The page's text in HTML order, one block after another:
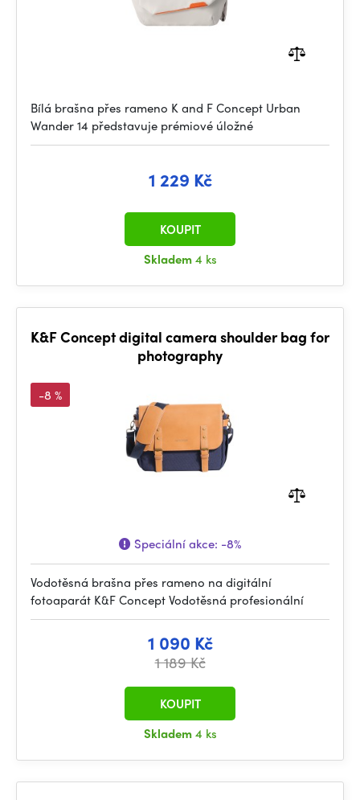
Bílá brašna přes rameno K and F Concept Urban
Wander 14 představuje prémiové úložné
1 229 Kč
Skladem4 ks
KOUPIT
K&F Concept digital camera shoulder bag for
photography
-8 %
Speciální akce: -8%
Vodotěsná brašna přes rameno na digitální
fotoaparát K&F Concept Vodotěsná profesionální
1 090 Kč
1 189 Kč
Skladem4 ks
KOUPIT